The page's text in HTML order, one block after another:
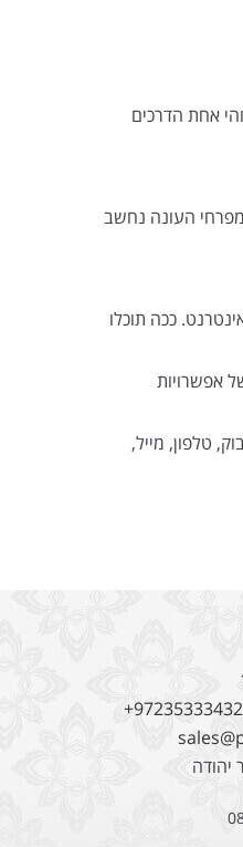
אחת הדרכים
העונה נחשב
ככה תוכלו
אפשרויות
טלפון, מייל,
+97235333432